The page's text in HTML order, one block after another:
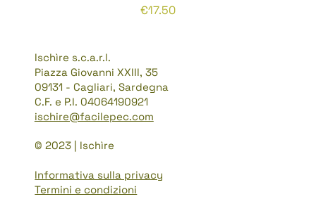
Prezzo
€17.50
Ischìre s.c.a.r.l.
Piazza Giovanni XXIII, 35
09131 - Cagliari, Sardegna
C.F. e P.I. 04064190921
ischire@facilepec.com
© 2023 | Ischìre
Informativa sulla privacy
Termini e condizioni